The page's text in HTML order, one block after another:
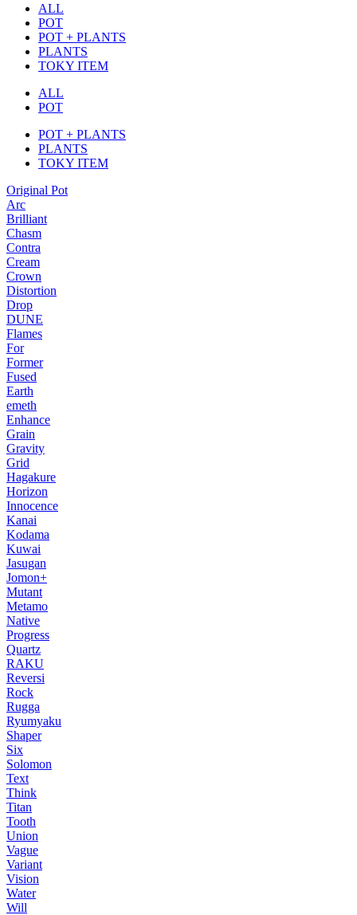
ALL
POT
POT + PLANTS
PLANTS
TOKY ITEM
ALL
POT
POT + PLANTS
PLANTS
TOKY ITEM
Original Pot
Arc
Brilliant
Chasm
Contra
Cream
Crown
Distortion
Drop
DUNE
Flames
For
Former
Fused
Earth
emeth
Enhance
Grain
Gravity
Grid
Hagakure
Horizon
Innocence
Kanai
Kodama
Kuwai
Jasugan
Jomon+
Mutant
Metamo
Native
Progress
Quartz
RAKU
Reversi
Rock
Rugga
Ryumyaku
Shaper
Six
Solomon
Text
Think
Titan
Tooth
Union
Vague
Variant
Vision
Water
Will